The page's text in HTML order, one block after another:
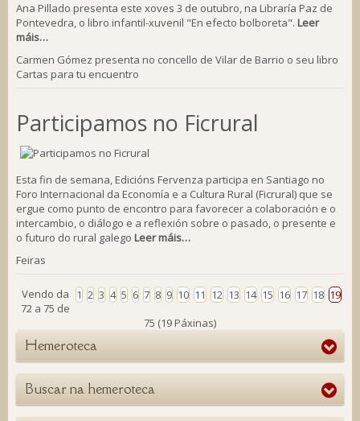
Ana Pillado presenta este xoves 3 de outubro, na Libraría Paz de
Pontevedra, o libro infantil-xuvenil "En efecto bolboreta". Leer
máis…
Carmen Gómez presenta no concello de Vilar de Barrio o seu libro
Cartas para tu encuentro
Participamos no Ficrural
Esta fin de semana, Edicións Fervenza participa en Santiago no
Foro Internacional da Economía e a Cultura Rural (Ficrural) que se
ergue como punto de encontro para favorecer a colaboración e o
intercambio, o diálogo e a reflexión sobre o pasado, o presente e
o futuro do rural galego Leer máis…
Feiras
1 2 3 4 5 6 7 8 9 10 11 12 13 14 15 16 17 18 19
Vendo da
72 a 75 de
75 (19 Páxinas)
Hemeroteca
Buscar na hemeroteca